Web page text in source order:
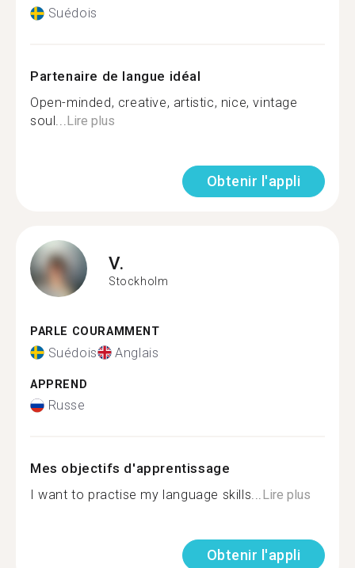
Suédois
Partenaire de langue idéal
Open-minded, creative, artistic, nice, vintage
soul...Lire plus
Obtenir l'appli
V.
Stockholm
PARLE COURAMMENT
Suédois Anglais
APPREND
Russe
Mes objectifs d'apprentissage
I want to practise my language skills...Lire plus
Obtenir l'appli